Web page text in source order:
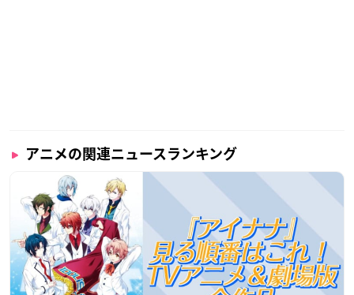
アニメの関連ニュースランキング